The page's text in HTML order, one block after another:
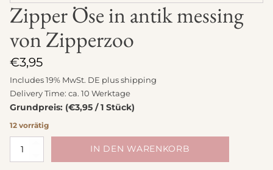
Zipper Öse in antik messing
von Zipperzoo
€3,95
Includes 19% MwSt. DE plusshipping
Delivery Time: ca. 10 Werktage
Grundpreis: (€3,95 / 1 Stück)
12 vorrätig
Zipper
Öse
IN DEN WARENKORB